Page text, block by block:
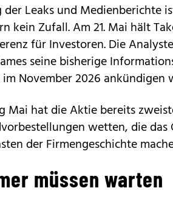
der Leaks und Medienberichte
kein Zufall. Am 21. Mai hält
für Investoren. Die
seine bisherige
im November 2026 ankündigen
Mai hat die Aktie bereits
wetten, die das
der Firmengeschichte
müssen warten